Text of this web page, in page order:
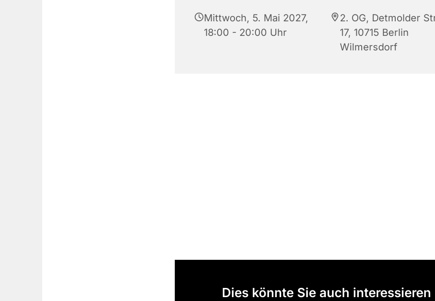
Mittwoch, 5. Mai 2027,
18:00 - 20:00 Uhr
2. OG, Detmolder
17, 10715 Berlin
Wilmersdorf
Dies könnte Sie auch interessieren